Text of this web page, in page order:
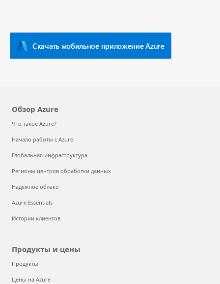
Скачать мобильное приложение Azure
Обзор Azure
Что такое Azure?
Начало работы с Azure
Глобальная инфраструктура
Регионы центров обработки данных
Надежное облако
Azure Essentials
Истории клиентов
Продукты и цены
Продукты
Цены на Azure